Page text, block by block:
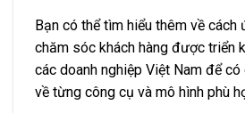
Bạn có thể tìm hiểu thêm về cách
chăm sóc khách hàng được triển
các doanh nghiệp Việt Nam để
về từng công cụ và mô hình phù